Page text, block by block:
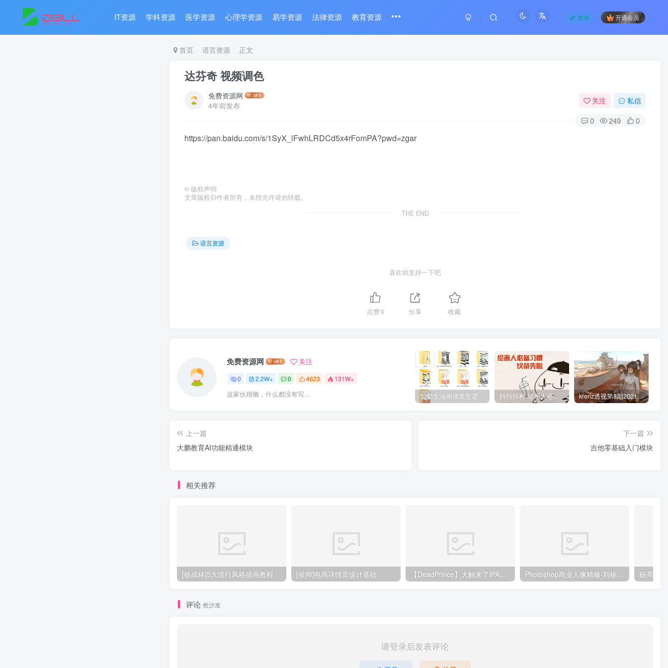
IT资源 学科资源 医学资源 心理学资源 易学资源 法律资源 教育资源 发布 开通会员
首页 语言资源 正文
达芬奇 视频调色
免费资源网
4年前发布
关注 私信
0 249 0
https://pan.baidu.com/s/1SyX_lFwhLRDCd5x4rFomPA?pwd=zgar
© 版权声明
文章版权归作者所有，未经允许请勿转载。
THE END
语言资源
喜欢就支持一下吧
点赞0 分享 收藏
免费资源网 关注
0 2.2W+ 0 4623 131W+
这家伙很懒，什么都没有写... 管郁生油画侠造型逻辑班第一期2019年5月【高清不缺课】 抖抖抖村 绘画人必备习惯2020【画质不错】 krenz透视第8期2021年4月结课【画质高清有笔刷课件】
上一篇
大鹏教育AI功能精通模块
下一篇
吉他零基础入门模块
相关推荐
[杨成林]5大流行风格插画教程 [侯帅]电商详情页设计基础 【DeadPrince】大触来了IPAD原创插画设计班 Photoshop商业人像精修-刘杨（799元） 杨亮-全
评论 抢沙发
请登录后发表评论